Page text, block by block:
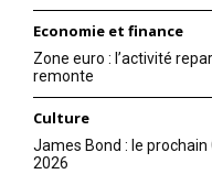
Economie et finance
Zone euro : l’activité
remonte
Culture
James Bond : le
2026